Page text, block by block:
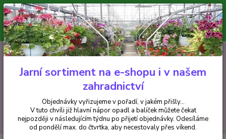
Minimální hodnota pro odeslání z e-shopu je 300 Kč.
V tuto chvíli již hlavní nápor objednávek opadl a balíček můžete čekat
nejpozději v následujícím týdnu po přijetí objednávky. Objednávky
vyřizujeme v pořadí, v jakém přišly...
CZK
Hledat
+420 602 223 614 0ks
za0 Kč
Jarní sortiment na e-shopu i v našem
zahradnictví
Objednávky vyřizujeme v pořadí, v jakém přišly...
V tuto chvíli již hlavní nápor opadl a balíček můžete čekat
nejpozději v následujícím týdnu po přijetí objednávky. Odesíláme
od pondělí max. do čtvrtka, aby necestovaly přes víkend.